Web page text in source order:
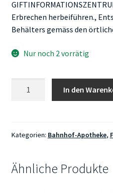
Erbrechen herbeiführen.,
Behälters gemäss den
Nur noch 2 vorrätig
Atmosphere
In den
Kategorien: Bahnhof-Apotheke,
Ähnliche Produkte